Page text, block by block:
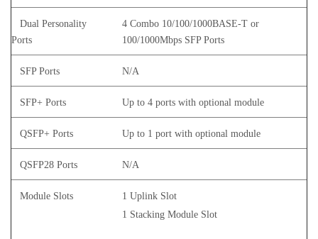
Dual Personality
Ports
4 Combo 10/100/1000BASE-T or
100/1000Mbps SFP Ports
SFP Ports N/A
SFP+ Ports Up to 4 ports with optional module
QSFP+ Ports Up to 1 port with optional module
QSFP28 Ports N/A
Module Slots
1 Uplink Slot
1 Stacking Module Slot